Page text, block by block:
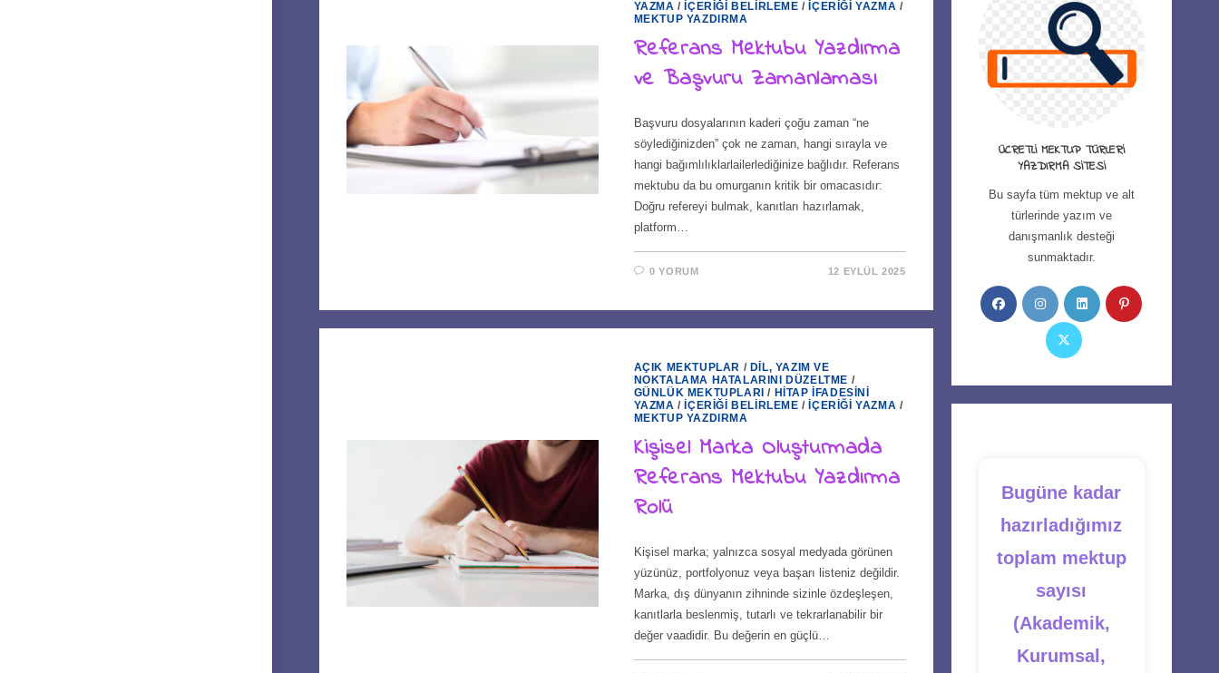
YAZMA / İÇERIĞI BELIRLEME / İÇERIĞI YAZMA /
MEKTUP YAZDIRMA
Referans Mektubu Yazdırma
ve Başvuru Zamanlaması
Başvuru dosyalarının kaderi çoğu zaman “ne
söylediğinizden” çok ne zaman, hangi sırayla ve
hangi bağımlılıklarlailerlediğinize bağlıdır. Referans
mektubu da bu omurganın kritik bir omacasıdır:
Doğru refereyi bulmak, kanıtları hazırlamak,
platform…
0 YORUM 12 EYLÜL 2025
AÇIK MEKTUPLAR / DIL, YAZIM VE
NOKTALAMA HATALARINI DÜZELTME /
GÜNLÜK MEKTUPLARI / HITAP İFADESINI
YAZMA / İÇERIĞI BELIRLEME / İÇERIĞI YAZMA /
MEKTUP YAZDIRMA
Kişisel Marka Oluşturmada
Referans Mektubu Yazdırma
Rolü
Kişisel marka; yalnızca sosyal medyada görünen
yüzünüz, portfolyonuz veya başarı listeniz değildir.
Marka, dış dünyanın zihninde sizinle özdeşleşen,
kanıtlarla beslenmiş, tutarlı ve tekrarlanabilir bir
değer vaadidir. Bu değerin en güçlü…
ÜCRETLI MEKTUP TÜRLERI
YAZDIRMA SITESI
Bu sayfa tüm mektup ve alt
türlerinde yazım ve
danışmanlık desteği
sunmaktadır.
Opens
in
tab
Opens
in
a
tab
Opens
in
tab
Opens
tab
Opens
Bugüne kadar
hazırladığımız
toplam mektup
sayısı
(Akademik,
Kurumsal,